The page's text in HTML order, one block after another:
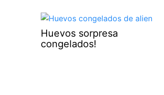
Huevos sorpresa
congelados!